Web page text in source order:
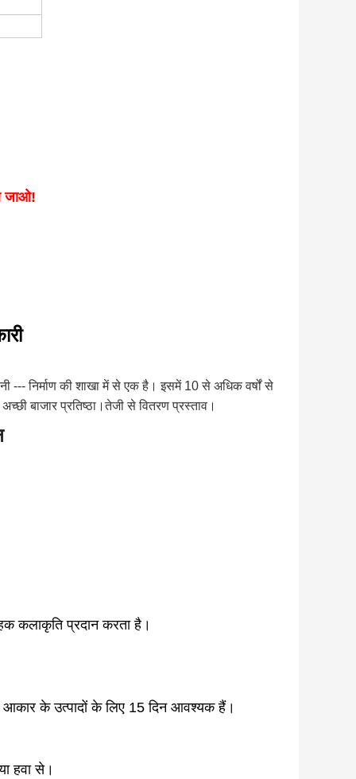
--- निर्माण की शाखा में से एक है। इसमें 10 से अधिक वर्षों से
बाजार प्रतिष्ठा।तेजी से वितरण प्रस्ताव।
कलाकृति प्रदान करता है।
आकार के उत्पादों के लिए 15 दिन आवश्यक हैं।
हवा से।